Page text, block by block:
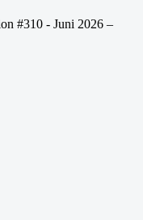
#310 - Juni 2026 –